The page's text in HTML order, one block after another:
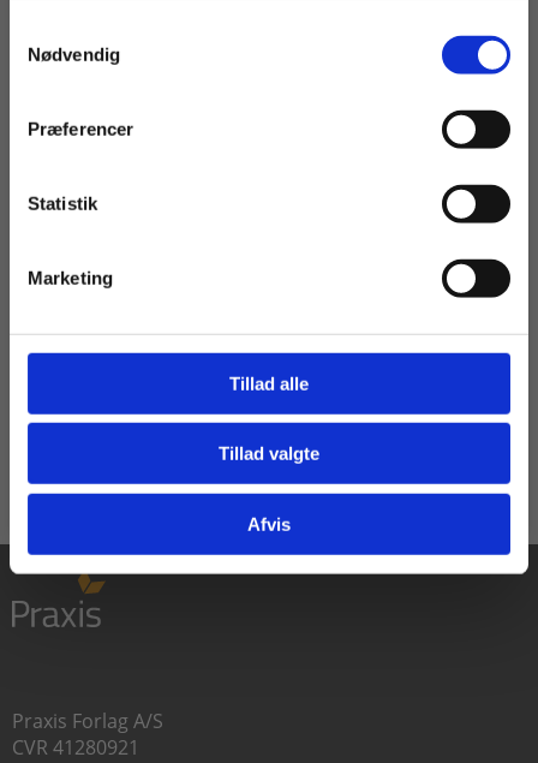
Nødvendig
Præferencer
Statistik
Marketing
Tillad alle
Tillad valgte
Afvis
205,00 KR.
Læs Mere
Praxis Forlag A/S
CVR 41280921
Gå til praxisOnline